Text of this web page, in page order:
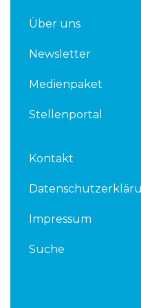
Über uns
Newsletter
Medienpaket
Stellenportal
Kontakt
Impressum
Suche